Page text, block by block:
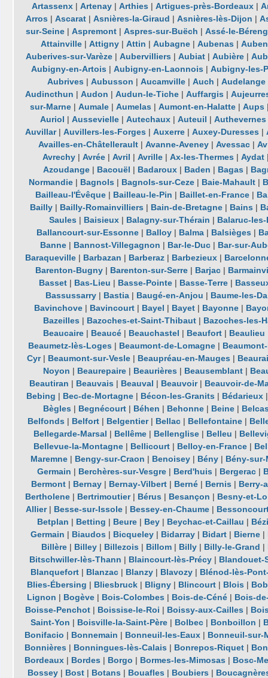
Artassenx| Artenay| Arthies | Artigues-près-Bordeaux|
Arros | Ascarat| Asnières-la-Giraud | Asnières-lès-Dijon |
sur-Seine| Aspremont| Aspres-sur-Buëch | Assé-le-
Attainville| Attigny| Attin | Aubagne| Aubenas |
Auberives-sur-Varèze |Aubervilliers |Aubiat |Aubière |
Aubigny-en-Artois |Aubigny-en-Laonnois |Aubigny-les-
Aubrives |Aubusson |Aucamville |Auch |Audelange
Audincthun |Audon |Audun-le-Tiche |Auffargis |
sur-Marne |Aumale |Aumelas |Aumont-en-Halatte |Aups
Auriol |Aussevielle |Autechaux |Auteuil |Authevernes
Auvillar|Auvillers-les-Forges |Auxerre |Auxey-Duresses |
Availles-en-Châtellerault |Avanne-Aveney |Avessac |
Avrechy| Avrée| Avril | Avrille| Ax-les-Thermes | Aydat
Azoudange | Bacouël | Badaroux | Baden | Bagas |
Normandie| Bagnols | Bagnols-sur-Ceze| Baie-Mahault|
Bailleau-l'Évêque | Bailleau-le-Pin | Baillet-en-France |
Bailly| Bailly-Romainvilliers | Bain-de-Bretagne| Bains |
Saules | Baisieux | Balagny-sur-Thérain | Balaruc-
Ballancourt-sur-Essonne | Balloy | Balma | Balsièges |
Banne | Bannost-Villegagnon | Bar-le-Duc | Bar-sur-
Baraqueville | Barbazan | Barberaz | Barbezieux |
Barenton-Bugny| Barenton-sur-Serre| Barjac|
Basset | Bas-Lieu | Basse-Pointe | Basse-Terre |
Bassussarry | Bastia | Baugé-en-Anjou | Baume-les-
Bavinchove| Bavincourt| Bayel | Bayet| Bayonne|
Bazeilles | Bazoches-et-Saint-Thibaut | Bazoches-les-
Beaucaire | Beaucé | Beauchastel | Beaufort | Beaulieu
Beaumetz-lès-Loges | Beaumont-de-Lomagne|
Cyr| Beaumont-sur-Vesle| Beaupréau-en-Mauges |
Noyon | Beaurepaire| Beaurières | Beausemblant|
Beautiran | Beauvais | Beauval | Beauvoir| Beauvoir-de-
Bebing | Bec-de-Mortagne | Bécon-les-Granits | Bédarieux
Bègles | Begnécourt| Béhen | Behonne| Beine|
Belfonds | Belfort | Belgentier| Bellac | Bellefontaine |
Bellegarde-Marsal | Bellême | Bellenglise | Belleu |
Bellevue-la-Montagne| Bellicourt| Belloy-en-France|
Maremne | Bengy-sur-Craon | Benoisey | Bény | Bény-sur-
Germain | Berchères-sur-Vesgre | Berd'huis | Bergerac |
Bermont| Bernay| Bernay-Vilbert| Berné| Bernis | Berry-
Bertholene | Bertrimoutier | Bérus | Besançon | Besny-et-
Allier| Besse-sur-Issole| Bessey-en-Chaume|
Betplan | Betting | Beure | Bey | Beychac-et-Caillau |
Germain | Biaudos | Bicqueley| Bidarray| Bidart| Bierne|
Billère| Billey| Billezois | Billom| Billy| Billy-le-Grand |
Bitschwiller-lès-Thann | Blaincourt-lès-Précy| Blandouet-
Blanquefort| Blanzac| Blanzy| Blavozy| Blénod-lès-
Blies-Ébersing | Bliesbruck| Bligny| Blincourt| Blois |
Lignon | Bogève| Bois-Colombes | Bois-de-Céné| Bois-
Boisse-Penchot| Boissise-le-Roi | Boissy-aux-Cailles |
Saint-Yon | Boisville-la-Saint-Père| Bolbec| Bonboillon |
Bonifacio | Bonnemain | Bonneuil-les-Eaux | Bonneuil-sur-
Bonnières | Bonningues-lès-Calais | Bonrepos-Riquet|
Bordeaux| Bordes | Borgo | Bormes-les-Mimosas | Bosc-
Bossey| Bost| Botans | Bouafles | Boubiers |